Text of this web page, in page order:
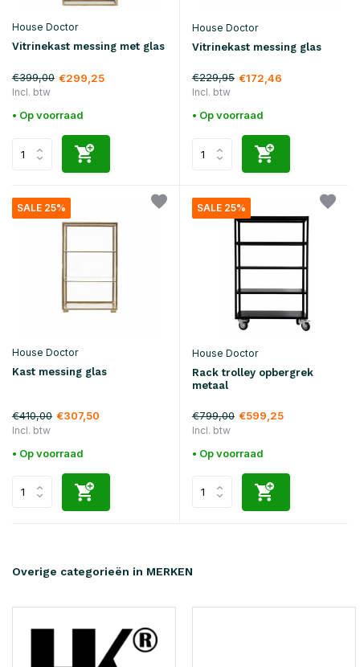
House Doctor
Vitrinekast messing met glas
€399,00 €299,25
Incl. btw
• Op voorraad
House Doctor
Vitrinekast messing glas
€229,95 €172,46
Incl. btw
• Op voorraad
SALE 25%
House Doctor
Kast messing glas
€410,00 €307,50
Incl. btw
• Op voorraad
SALE 25%
House Doctor
Rack trolley opbergrek
metaal
€799,00 €599,25
Incl. btw
• Op voorraad
Overige categorieën in MERKEN